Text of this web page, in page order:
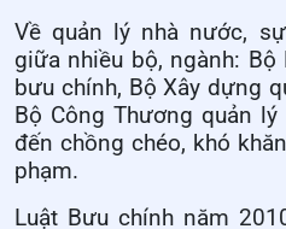
Về quản lý nhà nước,
giữa nhiều bộ, ngành: Bộ
bưu chính, Bộ Xây dựng
Bộ Công Thương quản
đến chồng chéo, khó
phạm.
Luật Bưu chính năm